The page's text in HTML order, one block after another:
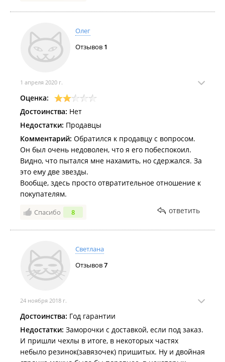
Олег
Отзывов 1
1 апреля 2020 г.
Оценка:
Достоинства: Нет
Недостатки: Продавцы
Комментарий: Обратился к продавцу с вопросом.
Он был очень недоволен, что я его побеспокоил.
Видно, что пытался мне нахамить, но сдержался. За
это ему две звезды.
Вообще, здесь просто отвратительное отношение к
покупателям.
Спасибо 8 ответить
Светлана
Отзывов7
24 ноября 2018 г.
Достоинства: Год гарантии
Недостатки: Заморочки с доставкой, если под заказ.
И пришли чехлы в итоге, в некоторых частях
небыло резинок(завязочек) пришитых. Ну и двойная